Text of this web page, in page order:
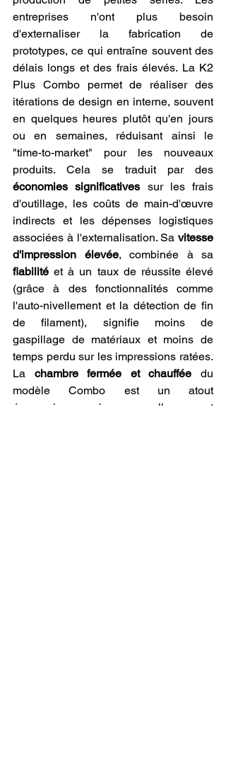
entreprises n'ont plus besoin
d'externaliser la fabrication de
prototypes, ce qui entraîne souvent des
délais longs et des frais élevés. La K2
Plus Combo permet de réaliser des
itérations de design en interne, souvent
en quelques heures plutôt qu'en jours
ou en semaines, réduisant ainsi le
"time-to-market" pour les nouveaux
économies significatives sur les frais
d'outillage, les coûts de main-d'œuvre
indirects et les dépenses logistiques
associées à l'externalisation. Sa vitesse
d'impression élevée
fiabilité et à un taux de réussite élevé
(grâce à des fonctionnalités comme
l'auto-nivellement et la détection de fin
de filament), signifie moins de
gaspillage de matériaux et moins de
temps perdu sur les impressions ratées.
La chambre fermée et chauffée du
modèle Combo est un atout
économique majeur, car elle permet